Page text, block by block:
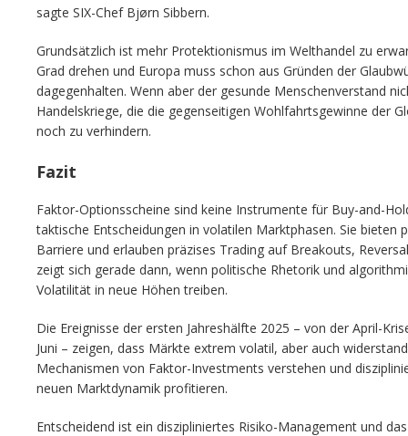
sagte SIX-Chef Bjørn Sibbern.
Grundsätzlich ist mehr Protektionismus im Welthandel zu
Grad drehen und Europa muss schon aus Gründen der
dagegenhalten. Wenn aber der gesunde Menschenverstand
Handelskriege, die die gegenseitigen Wohlfahrtsgewinne der
noch zu verhindern.
Fazit
Faktor-Optionsscheine sind keine Instrumente für Buy-and-
taktische Entscheidungen in volatilen Marktphasen. Sie bieten
Barriere und erlauben präzises Trading auf Breakouts,
zeigt sich gerade dann, wenn politische Rhetorik und
Volatilität in neue Höhen treiben.
Die Ereignisse der ersten Jahreshälfte 2025 – von der April-
Juni – zeigen, dass Märkte extrem volatil, aber auch
Mechanismen von Faktor-Investments verstehen und
neuen Marktdynamik profitieren.
Entscheidend ist ein diszipliniertes Risiko-Management und